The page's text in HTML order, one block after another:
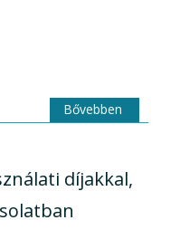
Bővebben
díjakkal,